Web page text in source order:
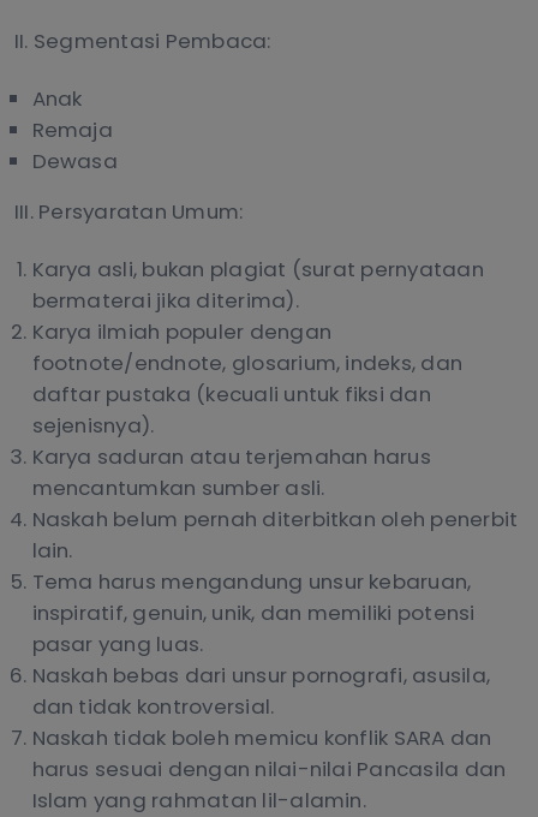
II. Segmentasi Pembaca:
Anak
Remaja
Dewasa
III. Persyaratan Umum:
Karya asli, bukan plagiat (surat pernyataan
bermaterai jika diterima).
Karya ilmiah populer dengan
footnote/endnote, glosarium, indeks, dan
daftar pustaka (kecuali untuk fiksi dan
sejenisnya).
Karya saduran atau terjemahan harus
mencantumkan sumber asli.
Naskah belum pernah diterbitkan oleh penerbit
lain.
Tema harus mengandung unsur kebaruan,
inspiratif, genuin, unik, dan memiliki potensi
pasar yang luas.
Naskah bebas dari unsur pornografi, asusila,
dan tidak kontroversial.
Naskah tidak boleh memicu konflik SARA dan
harus sesuai dengan nilai-nilai Pancasila dan
Islam yang rahmatan lil-alamin.